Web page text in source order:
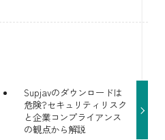
Supjavのダウンロードは
危険?セキュリティリスク
と企業コンプライアンス
の観点から解説